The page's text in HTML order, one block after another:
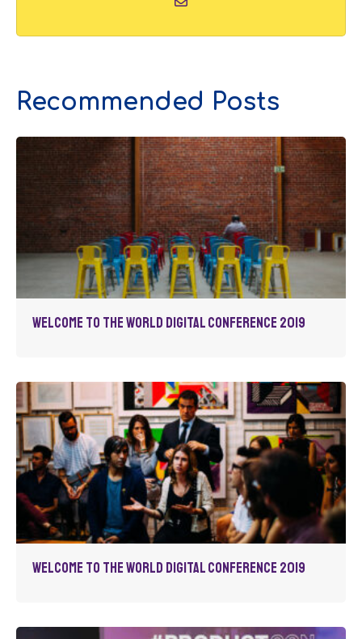
Recommended Posts
Welcome to the World Digital Conference 2019
Welcome to the World Digital Conference 2019